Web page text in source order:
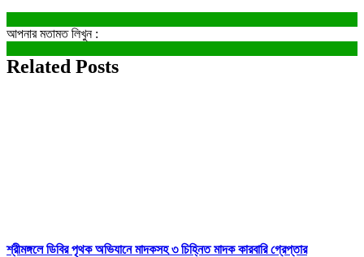
আপনার মতামত লিখুন :
Related Posts
শ্রীমঙ্গলে ডিবির পৃথক অভিযানে মাদকসহ ৩ চিহ্নিত মাদক কারবারি গ্রেপ্তার